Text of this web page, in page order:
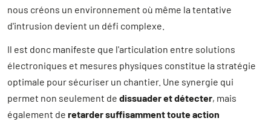
nous créons un environnement où même la tentative
d'intrusion devient un défi complexe.
Il est donc manifeste que l'articulation entre solutions
électroniques et mesures physiques constitue la stratégie
optimale pour sécuriser un chantier. Une synergie qui
permet non seulement de dissuader et détecter, mais
également de retarder suffisamment toute action